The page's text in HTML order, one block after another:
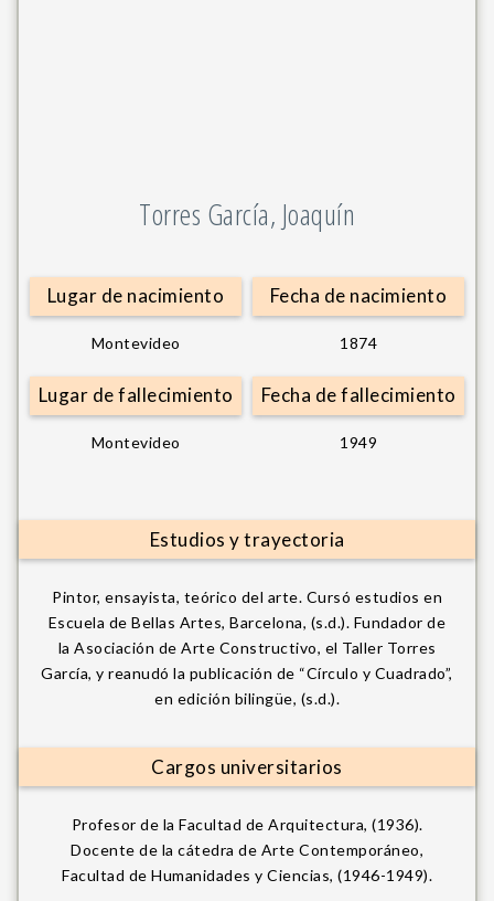
Torres García, Joaquín
Lugar de nacimiento Fecha de nacimiento
Montevideo 1874
Lugar de fallecimiento Fecha de fallecimiento
Montevideo 1949
Estudios y trayectoria
Pintor, ensayista, teórico del arte. Cursó estudios en
Escuela de Bellas Artes, Barcelona, (s.d.). Fundador de
la Asociación de Arte Constructivo, el Taller Torres
García, y reanudó la publicación de “Círculo y Cuadrado”,
en edición bilingüe, (s.d.).
Cargos universitarios
Profesor de la Facultad de Arquitectura, (1936).
Docente de la cátedra de Arte Contemporáneo,
Facultad de Humanidades y Ciencias, (1946-1949).